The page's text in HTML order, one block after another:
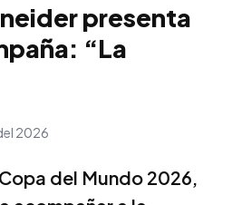
presenta
“La
2026
del Mundo 2026,